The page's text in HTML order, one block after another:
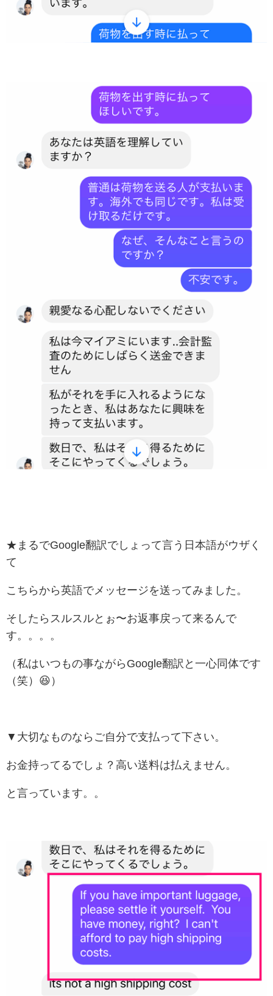
★まるでGoogle翻訳でしょって言う日本語がウザく
て
こちらから英語でメッセージを送ってみました。
そしたらスルスルとぉ〜お返事戻って来るんで
す。。。。
（私はいつもの事ながらGoogle翻訳と一心同体です
（笑）😆）
▼大切なものならご自分で支払って下さい。
お金持ってるでしょ？高い送料は払えません。
と言っています。。